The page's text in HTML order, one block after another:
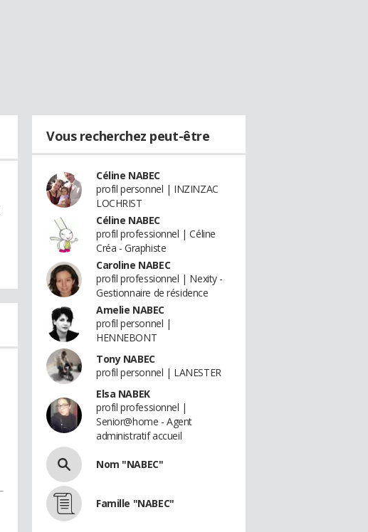
Vous recherchez peut-être
Céline NABEC
profil personnel | INZINZAC
LOCHRIST
Céline NABEC
profil professionnel | Céline
Créa - Graphiste
Caroline NABEC
profil professionnel | Nexity -
Gestionnaire de résidence
Amelie NABEC
profil personnel |
HENNEBONT
Tony NABEC
profil personnel | LANESTER
Elsa NABEK
profil professionnel |
Senior@home - Agent
administratif accueil
Nom "NABEC"
Famille "NABEC"